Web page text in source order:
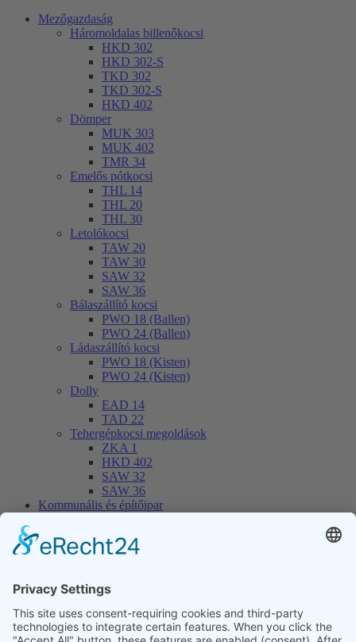
Mezőgazdaság
Háromoldalas billenőkocsi
HKD 302
HKD 302-S
TKD 302
TKD 302-S
HKD 402
Dömper
MUK 303
MUK 402
TMR 34
Emelős pótkocsi
THL 14
THL 20
THL 30
Letolókocsi
TAW 20
TAW 30
SAW 32
SAW 36
Bálaszállító kocsi
PWO 18 (Ballen)
PWO 24 (Ballen)
Ládaszállító kocsi
PWO 18 (Kisten)
PWO 24 (Kisten)
Dolly
EAD 14
TAD 22
Tehergépkocsi megoldások
ZKA 1
HKD 402
SAW 32
SAW 36
Kommunális és építőipar
MUP 30HP
Emelős pótkocsi
THL 20
THL 30